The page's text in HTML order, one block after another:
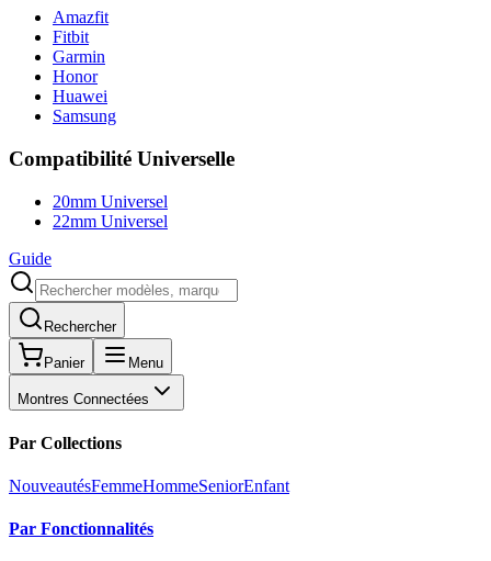
Amazfit
Fitbit
Garmin
Honor
Huawei
Samsung
Compatibilité Universelle
20mm Universel
22mm Universel
Guide
Rechercher
Panier Menu
Montres Connectées
Par Collections
NouveautésFemmeHommeSeniorEnfant
Par Fonctionnalités